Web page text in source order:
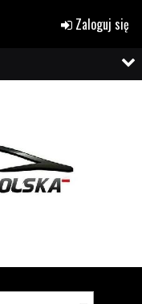
Zaloguj się